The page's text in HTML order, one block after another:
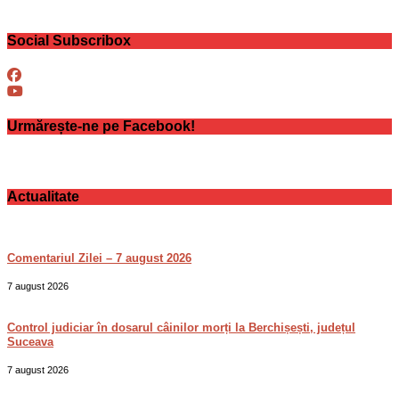
Social Subscribox
Urmărește-ne pe Facebook!
Actualitate
Comentariul Zilei – 7 august 2026
7 august 2026
Control judiciar în dosarul câinilor morți la Berchișești, județul
Suceava
7 august 2026